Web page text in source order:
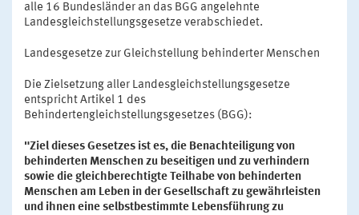
alle 16 Bundesländer an das BGG angelehnte
Landesgleichstellungsgesetze verabschiedet.
Landesgesetze zur Gleichstellung behinderter Menschen
Die Zielsetzung aller Landesgleichstellungsgesetze
entspricht Artikel 1 des
Behindertengleichstellungsgesetzes (BGG):
"Ziel dieses Gesetzes ist es, die Benachteiligung von
behinderten Menschen zu beseitigen und zu verhindern
sowie die gleichberechtigte Teilhabe von behinderten
Menschen am Leben in der Gesellschaft zu gewährleisten
und ihnen eine selbstbestimmte Lebensführung zu